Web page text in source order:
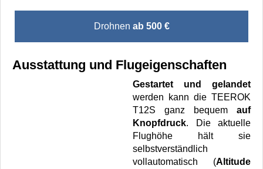
Drohnen ab 500 €
Ausstattung und Flugeigenschaften
Gestartet und gelandet
werden kann die TEEROK
T12S ganz bequem auf
Knopfdruck. Die aktuelle
Flughöhe hält sie
selbstverständlich
vollautomatisch (Altitude